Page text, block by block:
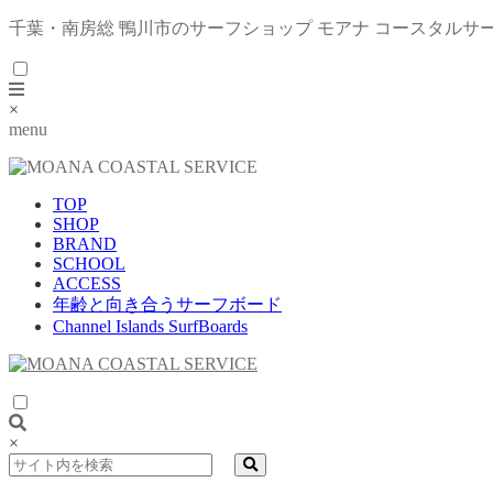
千葉・南房総 鴨川市のサーフショップ モアナ コースタルサ
×
menu
TOP
SHOP
BRAND
SCHOOL
ACCESS
年齢と向き合うサーフボード
Channel Islands SurfBoards
×